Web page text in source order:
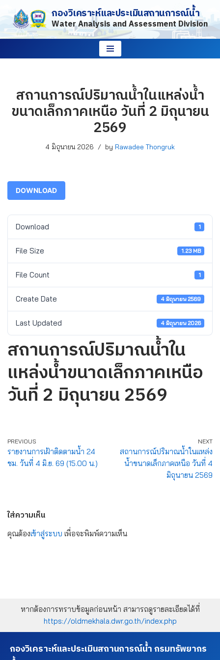
Skip
to
กองวิเคราะห์และประเมินสถานการณ์น้ำ
Water Analysis and Assessment Division
สถานการณ์ปริมาณน้ำในแหล่งน้ำ
ขนาดเล็กภาคเหนือ วันที่ 2 มิถุนายน
2569
4 มิถุนายน 2026 by Rawadee Thongruk
DOWNLOAD
Download 1
File Size 1.23 MB
File Count 1
Create Date 4 มิถุนายน 2569
Last Updated 4 มิถุนายน 2026
สถานการณ์ปริมาณน้ำใน
แหล่งน้ำขนาดเล็กภาคเหนือ
วันที่ 2 มิถุนายน 2569
PREVIOUS
รายงานการเฝ้าติดตามน้ำ 24
ชม. วันที่ 4 มิ.ย. 69 (15.00 น.)
NEXT
สถานการณ์ปริมาณน้ำในแหล่ง
น้ำขนาดเล็กภาคเหนือ วันที่ 4
มิถุนายน 2569
ใส่ความเห็น
คุณต้องเข้าสู่ระบบ เพื่อจะพิมพ์ความเห็น
หากต้องการทราบข้อมูลก่อนหน้า สามารถดูรายละเอียดได้ที่
https://oldmekhala.dwr.go.th/index.php
กองวิเคราะห์และประเมินสถานการณ์น้ำ กรมทรัพยากร